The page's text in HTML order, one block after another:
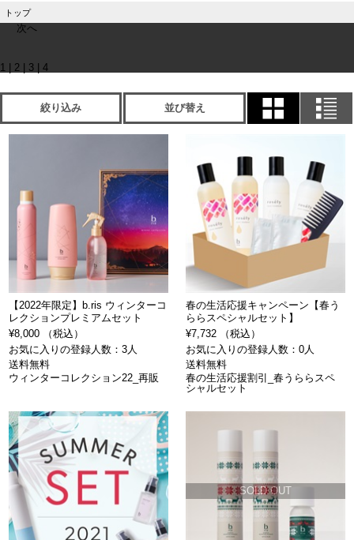
トップ
次へ
1 2 3 4
絞り込み 並び替え
【2022年限定】b.ris ウィンターコ
レクションプレミアムセット
¥8,000 （税込）
お気に入りの登録人数：3人
送料無料
ウィンターコレクション22_再販
春の生活応援キャンペーン【春う
ららスペシャルセット】
¥7,732 （税込）
お気に入りの登録人数：0人
送料無料
春の生活応援割引_春うららスペ
シャルセット
SOLD OUT